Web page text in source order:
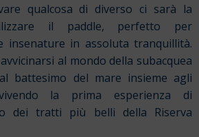
qualcosa di diverso ci sarà la
il paddle, perfetto per
insenature in assoluta tranquillità.
al mondo della subacquea
battesimo del mare insieme agli
la prima esperienza di
dei tratti più belli della Riserva